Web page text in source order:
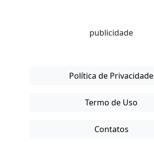
publicidade
Política de Privacidade
Termo de Uso
Contatos